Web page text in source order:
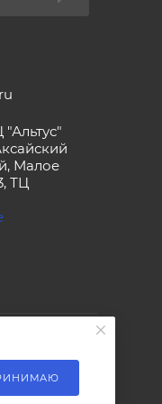
Малое
ТЦ